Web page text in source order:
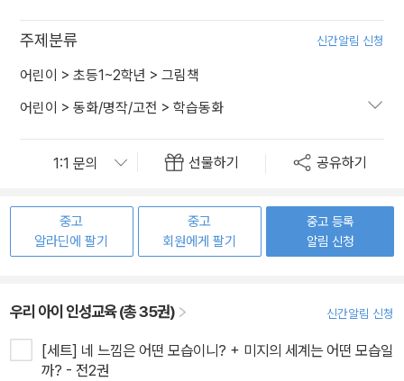
주제분류 신간알림 신청
어린이 > 초등1~2학년 > 그림책
어린이 > 동화/명작/고전 > 학습동화
선물하기 공유하기
중고
알라딘에 팔기
중고
회원에게 팔기
중고 등록
알림 신청
우리 아이 인성교육 (총 35권) 신간알림 신청
[세트] 네 느낌은 어떤 모습이니? + 미지의 세계는 어떤 모습일
까? - 전2권